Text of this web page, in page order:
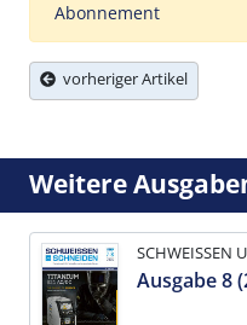
Abonnement
vorheriger Artikel
Weitere
SCHWEISSEN
Ausgabe 8